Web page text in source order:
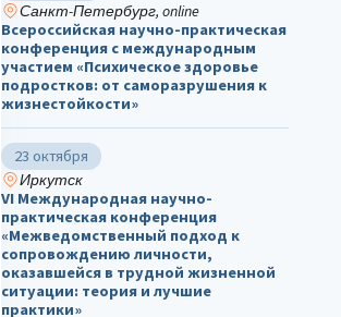
Санкт-Петербург, online
Всероссийская научно-практическая
конференция с международным
участием «Психическое здоровье
подростков: от саморазрушения к
жизнестойкости»
23 октября
Иркутск
VI Международная научно-
практическая конференция
«Межведомственный подход к
сопровождению личности,
оказавшейся в трудной жизненной
ситуации: теория и лучшие
практики»